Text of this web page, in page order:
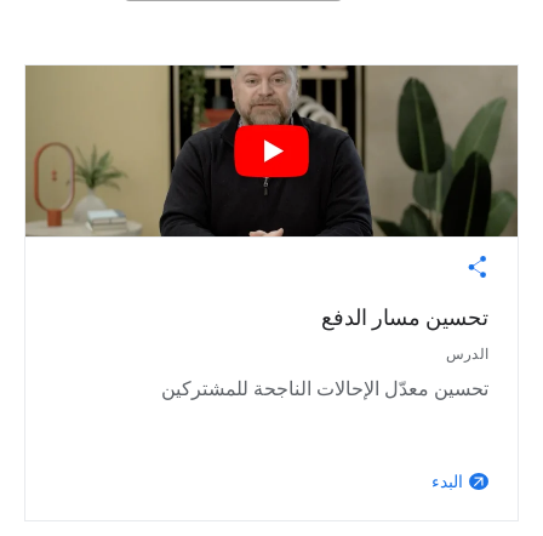
تحسين مسار الدفع
الدرس
تحسين معدّل الإحالات الناجحة للمشتركين
arrow_outward البدء